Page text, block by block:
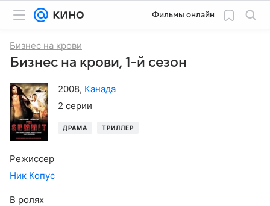
Фильмы онлайн
Бизнес на крови
Бизнес на крови, 1-й сезон
2008, Канада
2 серии
ДРАМА ТРИЛЛЕР
Режиссер
Ник Копус
В ролях